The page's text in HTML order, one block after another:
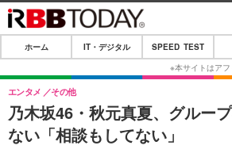
ホーム
IT・デジタル
IT・デジタルTOP
SPEED TEST
ホーム IT・デジタル SPEED TEST
乃木坂46・秋元真夏、グルー
ない「相談もしてない」
エンタメ その他